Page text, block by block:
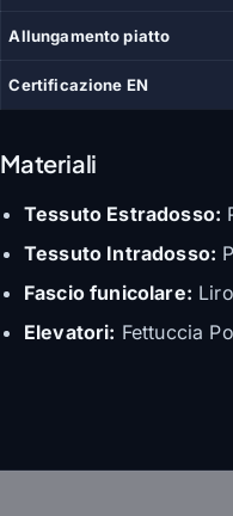
Allungamento piatto
Certificazione EN
Materiali
Tessuto Estradosso:
Tessuto Intradosso:
Fascio funicolare:
Elevatori: Fettuccia